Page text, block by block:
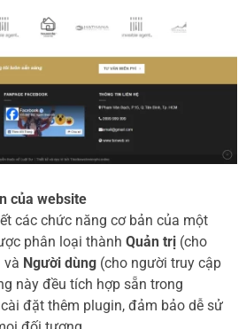
của website
các chức năng cơ bản của một
phân loại thành Quản trị (cho
và Người dùng (cho người truy cập
này đều tích hợp sẵn trong
đặt thêm plugin, đảm bảo dễ sử